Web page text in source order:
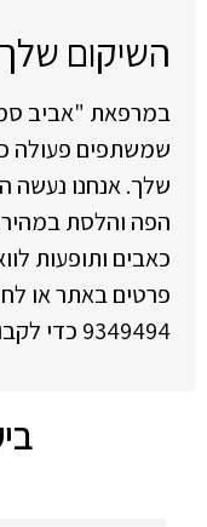
השיקום
במרפאת "אביב
שמשתפים פעולה
שלך. אנחנו נעשה
הפה והלסת
כאבים ותופעות
9349494 כדי לקבוע תור.